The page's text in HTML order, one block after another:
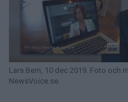
Lars Bern, 10 dec 2019. Foto och
NewsVoice.se